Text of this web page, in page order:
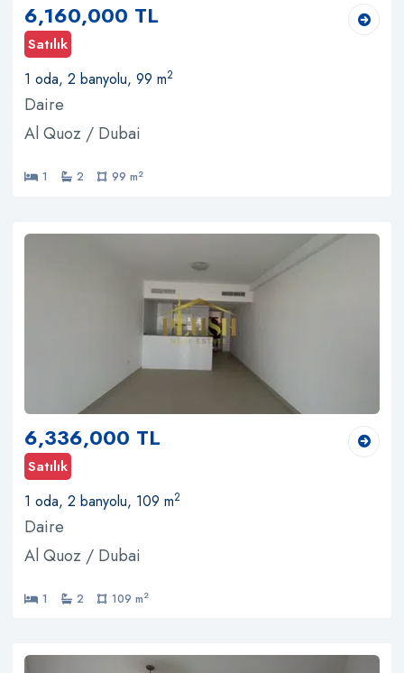
6,160,000 TL
Satılık
1 oda, 2 banyolu, 99 m2
Daire
Al Quoz / Dubai
1 2 99 m2
6,336,000 TL
Satılık
1 oda, 2 banyolu, 109 m2
Daire
Al Quoz / Dubai
1 2 109 m2